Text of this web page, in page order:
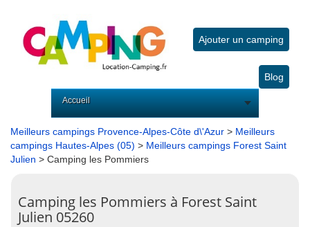
Ajouter un camping
Blog
Accueil
Meilleurs campings Provence-Alpes-Côte d\'Azur > Meilleurs
campings Hautes-Alpes (05) > Meilleurs campings Forest Saint
Julien > Camping les Pommiers
Camping les Pommiers à Forest Saint
Julien 05260